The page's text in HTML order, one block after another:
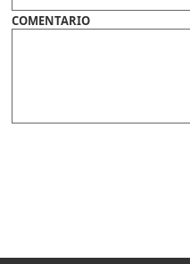
COMENTARIO